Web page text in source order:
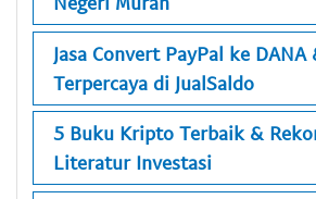
Jasa Convert PayPal ke DANA
Terpercaya di JualSaldo
5 Buku Kripto Terbaik &
Literatur Investasi